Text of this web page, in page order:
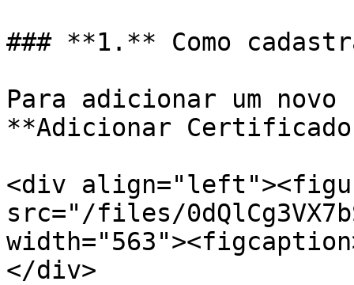
### **1.** Como
Para adicionar um
**Adicionar
<div
src="/files/
</div>